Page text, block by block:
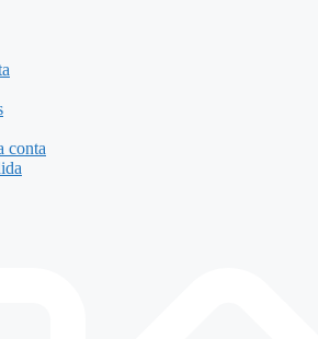
conta